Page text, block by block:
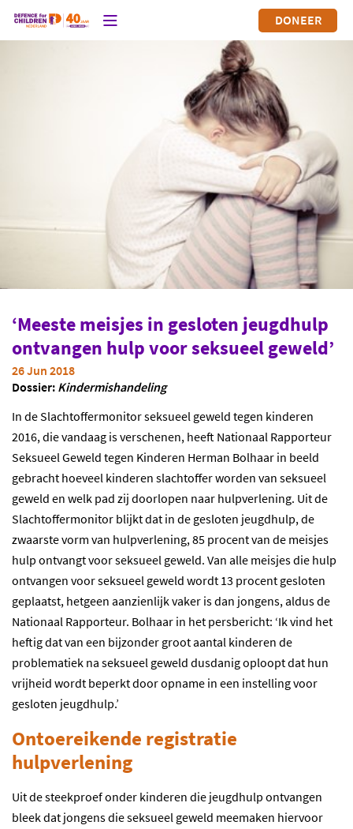
DONEER
‘Meeste meisjes in gesloten jeugdhulp
ontvangen hulp voor seksueel geweld’
26 Jun 2018
Dossier: Kindermishandeling
In de Slachtoffermonitor seksueel geweld tegen kinderen
2016, die vandaag is verschenen, heeft Nationaal Rapporteur
Seksueel Geweld tegen Kinderen Herman Bolhaar in beeld
gebracht hoeveel kinderen slachtoffer worden van seksueel
geweld en welk pad zij doorlopen naar hulpverlening. Uit de
Slachtoffermonitor blijkt dat in de gesloten jeugdhulp, de
zwaarste vorm van hulpverlening, 85 procent van de meisjes
hulp ontvangt voor seksueel geweld. Van alle meisjes die hulp
ontvangen voor seksueel geweld wordt 13 procent gesloten
geplaatst, hetgeen aanzienlijk vaker is dan jongens, aldus de
Nationaal Rapporteur. Bolhaar in het persbericht: ‘Ik vind het
heftig dat van een bijzonder groot aantal kinderen de
problematiek na seksueel geweld dusdanig oploopt dat hun
vrijheid wordt beperkt door opname in een instelling voor
gesloten jeugdhulp.’
Ontoereikende registratie
hulpverlening
Uit de steekproef onder kinderen die jeugdhulp ontvangen
bleek dat jongens die seksueel geweld meemaken hiervoor